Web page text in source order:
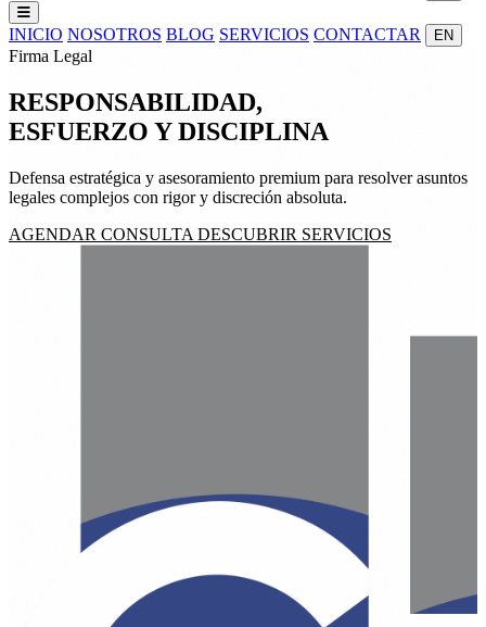
INICIO NOSOTROS BLOG SERVICIOS CONTACTAR EN
Firma Legal
RESPONSABILIDAD,
ESFUERZO YDISCIPLINA
Defensa estratégica y asesoramiento premium para resolver asuntos
legales complejos con rigor y discreción absoluta.
AGENDAR CONSULTA DESCUBRIR SERVICIOS